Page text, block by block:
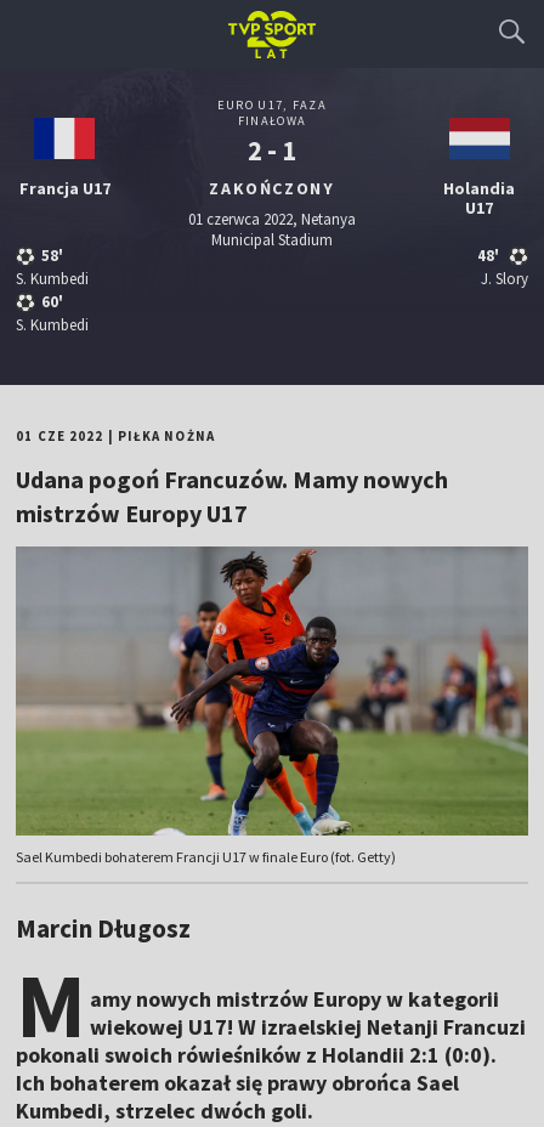
Francja U17
58'
S. Kumbedi
60'
S. Kumbedi
EURO U17, FAZA
FINAŁOWA
2 - 1
ZAKOŃCZONY
01 czerwca 2022, Netanya
Municipal Stadium
Holandia
U17
48'
J. Slory
01 CZE 2022 PIŁKA NOŻNA
Udana pogoń Francuzów. Mamy nowych
mistrzów Europy U17
Sael Kumbedi bohaterem Francji U17 w finale Euro (fot. Getty)
Marcin Długosz
M amy nowych mistrzów Europy w kategorii
wiekowej U17! W izraelskiej Netanji Francuzi
pokonali swoich rówieśników z Holandii 2:1 (0:0).
Ich bohaterem okazał się prawy obrońca Sael
Kumbedi, strzelec dwóch goli.